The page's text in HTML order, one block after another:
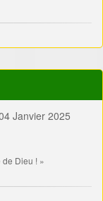
Janvier 2025
Dieu ! »